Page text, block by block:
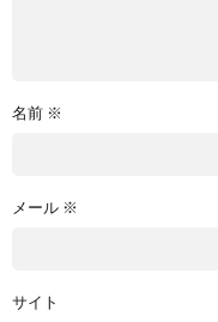
名前 ※
メール ※
サイト